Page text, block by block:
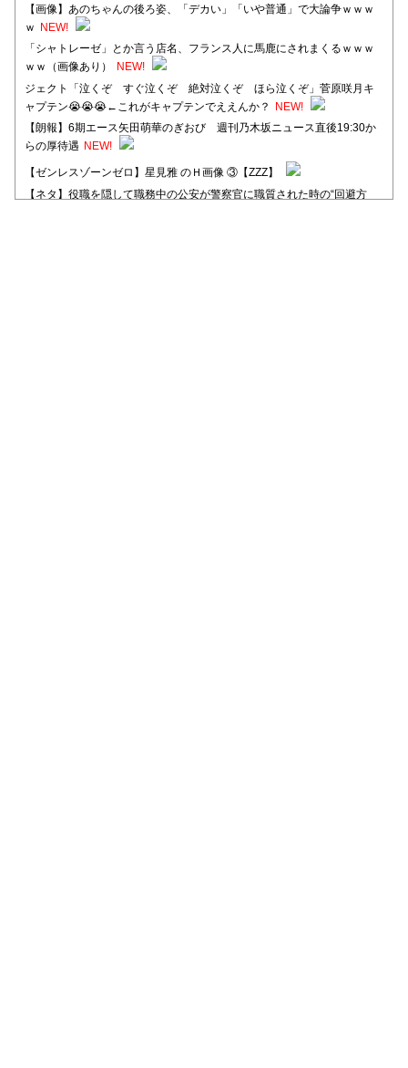
【画像】あのちゃんの後ろ姿、「デカい」「いや普通」で大論争ｗｗｗ
ｗ NEW!
「シャトレーゼ」とか言う店名、フランス人に馬鹿にされまくるｗｗｗ
ｗｗ（画像あり）
NEW!
ジェクト「泣くぞ すぐ泣くぞ 絶対泣くぞ ほら泣くぞ」菅原咲月キ
ャプテン😭😭😭←これがキャプテンでええんか？
NEW!
【朗報】6期エース矢田萌華のぎおび 週刊乃木坂ニュース直後19:30か
らの厚待遇 NEW!
【ゼンレスゾーンゼロ】星見雅 のＨ画像 ③【ZZZ】
【ネタ】役職を隠して職務中の公安が警察官に職質された時の“回避方